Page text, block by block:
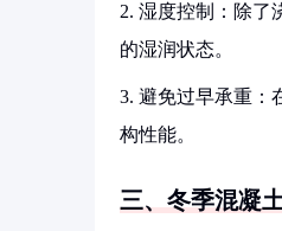
2. 湿度控制：除了
的湿润状态。
3. 避免过早承重：
构性能。
三、冬季混凝